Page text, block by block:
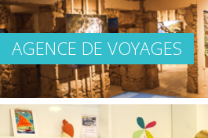
AGENCE DE VOYAGES